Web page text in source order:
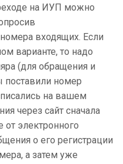
на ИУП можно
входящих. Если
варианте, то надо
(для обращения и
поставили номер
на вашем
через сайт сначала
от электронного
о его регистрации
а затем уже